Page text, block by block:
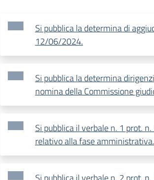
Si pubblica la determina di
12/06/2024.
Si pubblica la determina
nomina della Commissione
Si pubblica il verbale n. 1 prot.
relativo alla fase amministrativa.